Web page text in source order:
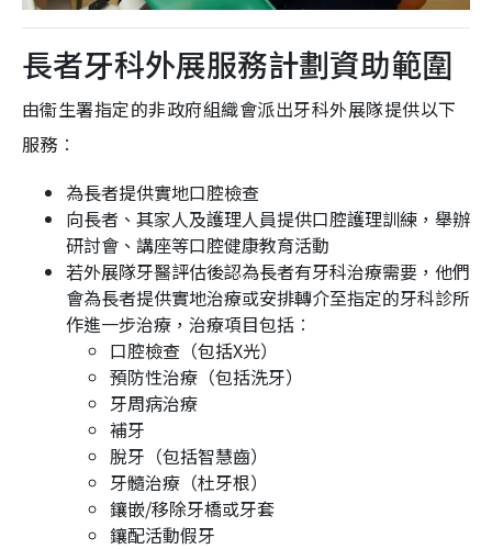
長者牙科外展服務計劃資助範圍
由衞生署指定的非政府組織會派出牙科外展隊提供以下
服務︰
為長者提供實地口腔檢查
向長者、其家人及護理人員提供口腔護理訓練，舉辦
研討會、講座等口腔健康教育活動
若外展隊牙醫評估後認為長者有牙科治療需要，他們
會為長者提供實地治療或安排轉介至指定的牙科診所
作進一步治療，治療項目包括︰
口腔檢查（包括X光）
預防性治療（包括洗牙）
牙周病治療
補牙
脫牙（包括智慧齒）
牙髓治療（杜牙根）
鑲嵌/移除牙橋或牙套
鑲配活動假牙